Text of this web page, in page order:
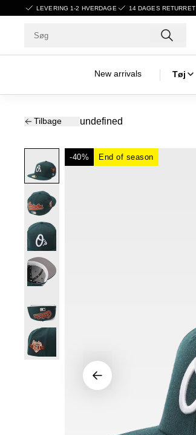
LEVERING 1-2 HVERDAGE 14 DAGES RETURRET
New arrivals Tøj
Tilbage undefined
-40% End of season